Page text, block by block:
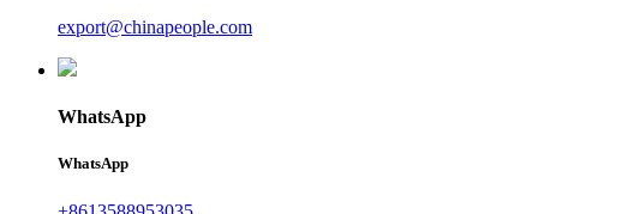
export@chinapeople.com
WhatsApp
WhatsApp